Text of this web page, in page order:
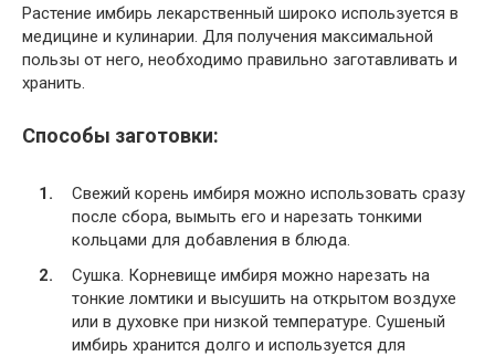
Растение имбирь лекарственный широко используется в
медицине и кулинарии. Для получения максимальной
пользы от него, необходимо правильно заготавливать и
хранить.
Способы заготовки:
Свежий корень имбиря можно использовать сразу
после сбора, вымыть его и нарезать тонкими
кольцами для добавления в блюда.
Сушка. Корневище имбиря можно нарезать на
тонкие ломтики и высушить на открытом воздухе
или в духовке при низкой температуре. Сушеный
имбирь хранится долго и используется для